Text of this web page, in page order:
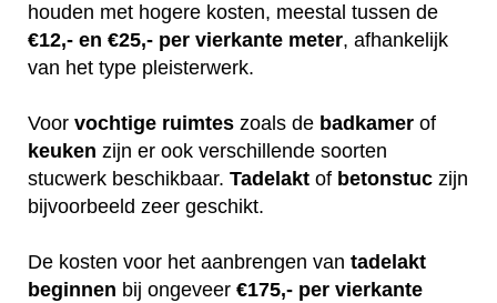
houden met hogere kosten, meestal tussen de
€12,- en €25,- per vierkante meter, afhankelijk
van het type pleisterwerk.
Voor vochtige ruimtes zoals de badkamer of
keuken zijn er ook verschillende soorten
stucwerk beschikbaar. Tadelakt of betonstuc zijn
bijvoorbeeld zeer geschikt.
De kosten voor het aanbrengen van tadelakt
beginnen bij ongeveer €175,- per vierkante